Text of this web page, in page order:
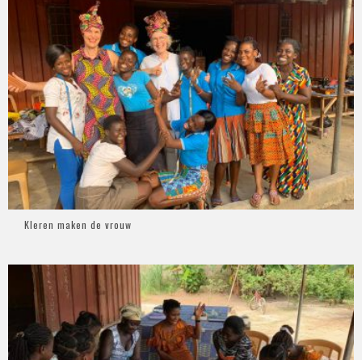
Kleren maken de vrouw